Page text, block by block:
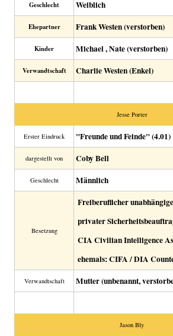
Geschlecht Weiblich
Ehepartner Frank Westen (verstorben)
Kinder Michael , Nate (verstorben)
Verwandtschaft Charlie Westen (Enkel)
Jesse Porter
Erster Eindruck "Freunde und Feinde" (4.01)
dargestellt von Coby Bell
Geschlecht Männlich
Besetzung
Freiberuflicher
privater
CIA Civilian Intelligence
ehemals: CIFA / DIA
Verwandtschaft Mutter (unbenannt,
Jason Bly